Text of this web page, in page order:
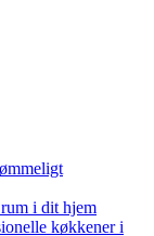
i dit hjem
køkkener i